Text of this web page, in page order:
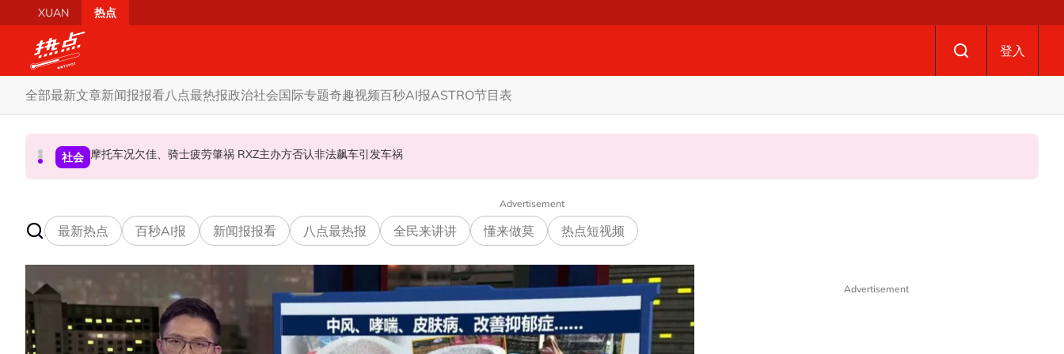
Skip to main content
XUAN 热点
登入
全部最新文章新闻报报看八点最热报政治社会国际专题奇趣视频百秒AI报ASTRO节目表
财经 SST成华商远离希盟因素？ 阿末马斯兰：华裔商家更倾向GST机制
社会 摩托车况欠佳、骑士疲劳肇祸 RXZ主办方否认非法飙车引发车祸
政治 柔森州选合作奏效 阿末马斯兰吁国阵国盟携手迎战甲州选
Advertisement
最新热点 百秒AI报 新闻报报看 八点最热报 全民来讲讲 懂来做莫 热点短视频
Advertisement